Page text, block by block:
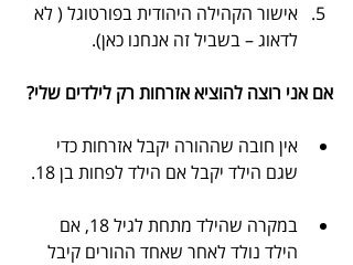
אישור הקהילה היהודית בפורטוגל ( לא
לדאוג – בשביל זה אנחנו כאן).
אם אני רוצה להוציא אזרחות רק לילדים שלי?
אין חובה שההורה יקבל אזרחות כדי
שגם הילד יקבל אם הילד לפחות בן 18.
במקרה שהילד מתחת לגיל 18, אם
הילד נולד לאחר שאחד ההורים קיבל